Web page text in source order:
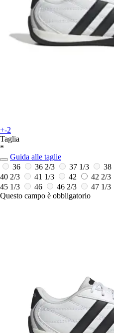
+-2
Taglia
*
Guida alle taglie
36
36 2/3 37 1/3 38
40 2/3
41 1/3 42 42 2/3
45 1/3
46 46 2/3 47 1/3
Questo campo è obbligatorio